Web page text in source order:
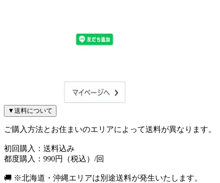
▼ 送料について
ご購入方法とお住まいのエリアによって送料が異なります。
初回購入：送料込み
都度購入：990円（税込）/回
🚚 ※北海道・沖縄エリアは別途送料が発生いたします。